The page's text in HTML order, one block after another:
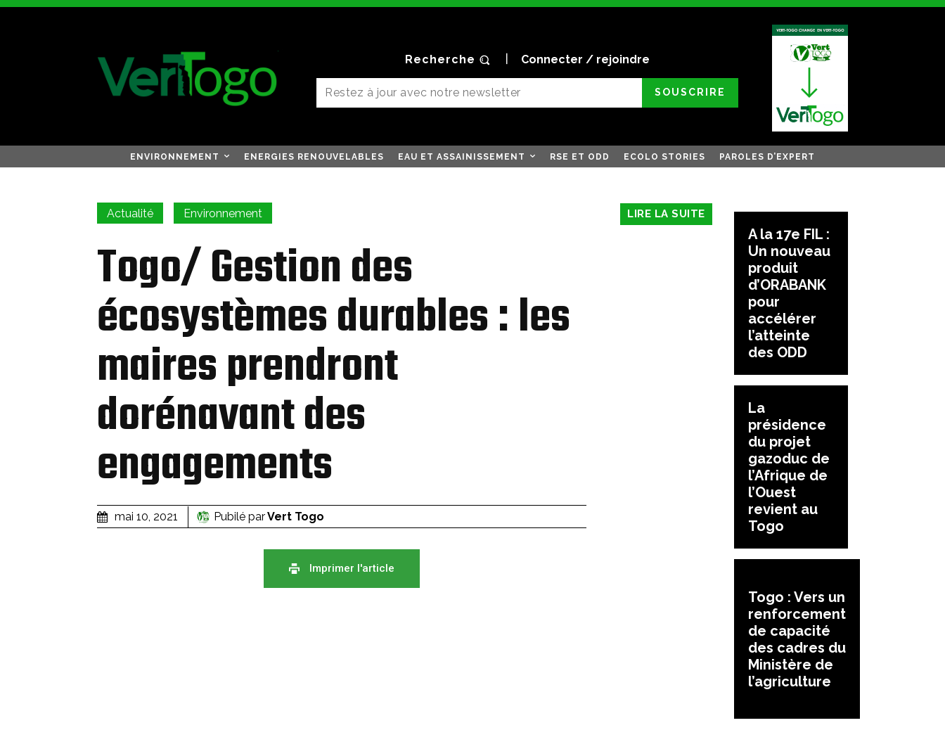
Recherche Connecter / rejoindre
SOUSCRIRE
ENVIRONNEMENT ENERGIES RENOUVELABLES EAU ET ASSAINISSEMENT RSE ET ODD ECOLO STORIES PAROLES D’EXPERT
Actualité Environnement
Togo/ Gestion des
écosystèmes durables : les
maires prendront
dorénavant des
engagements
mai 10, 2021 Pubilé parVert Togo
Imprimer l'article
LIRE LA SUITE
A la 17e FIL :
Un nouveau
produit
d’ORABANK
pour
accélérer
l’atteinte
des ODD
La
présidence
du projet
gazoduc de
l’Afrique de
l’Ouest
revient au
Togo
Togo : Vers un
renforcement
de capacité
des cadres du
Ministère de
l’agriculture